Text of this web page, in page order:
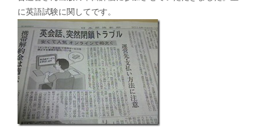
に英語試験に関してです。